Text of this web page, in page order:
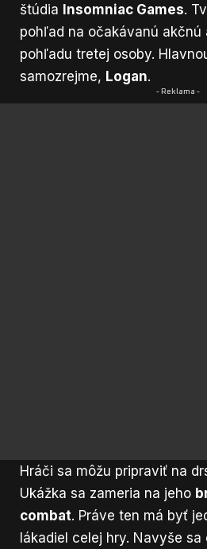
štúdia Insomniac Games.
pohľad na očakávanú akčnú
pohľadu tretej osoby.
samozrejme, Logan.
- Reklama -
Hráči sa môžu pripraviť na
Ukážka sa zameria na jeho
combat. Práve ten má byť
lákadiel celej hry. Navyše sa